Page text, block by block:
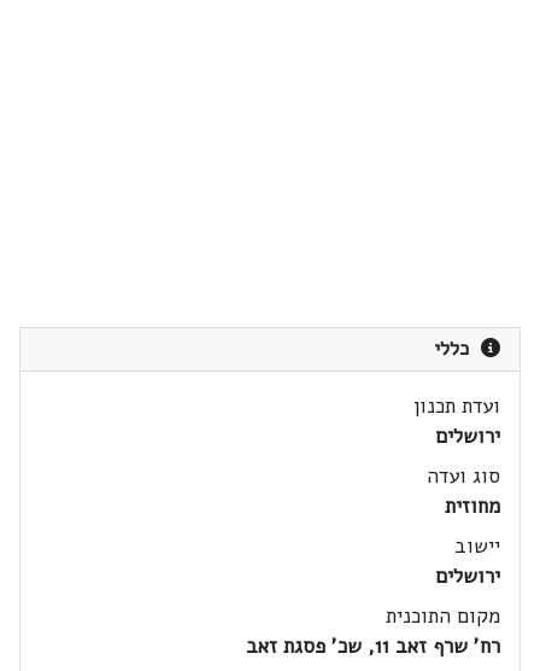
כללי
ועדת תכנון
ירושלים
סוג ועדה
מחוזית
יישוב
ירושלים
מקום התוכנית
רח' שרף זאב 11, שכ' פסגת זאב